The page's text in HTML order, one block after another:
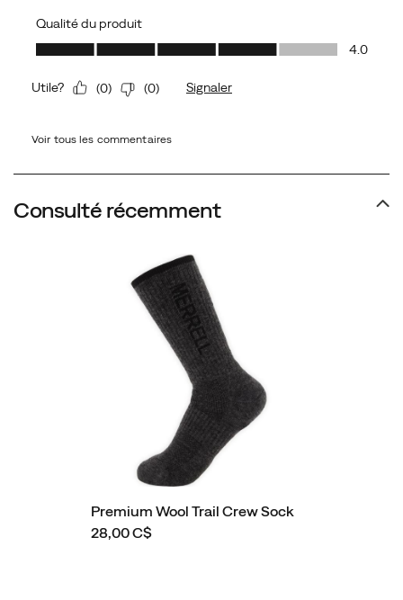
Voir tous les commentaires
Consulté récemment
Premium Wool Trail Crew Sock
28,00 C$